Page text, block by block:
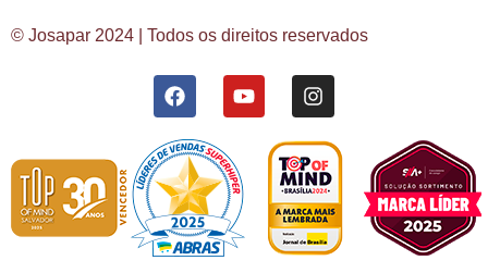
© Josapar 2024 | Todos os direitos reservados